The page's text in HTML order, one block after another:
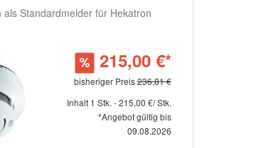
Standardmelder für Hekatron
215,00 €*
bisheriger Preis236,81 €
Inhalt 1 Stk. - 215,00 €/ Stk.
*Angebot gültig bis
09.08.2026